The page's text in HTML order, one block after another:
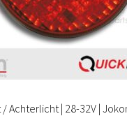
/ Achterlicht | 28-32V |